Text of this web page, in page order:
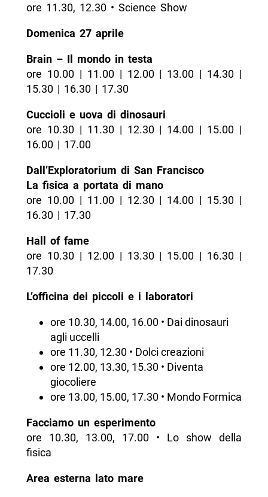
ore 11.30, 12.30 • Science Show
Domenica 27 aprile
Brain – Il mondo in testa
ore 10.00 | 11.00 | 12.00 | 13.00 | 14.30 |
15.30 | 16.30 | 17.30
Cuccioli e uova di dinosauri
ore 10.30 | 11.30 | 12.30 | 14.00 | 15.00 |
16.00 | 17.00
Dall’Exploratorium di San Francisco
La fisica a portata di mano
ore 10.00 | 11.00 | 12.30 | 14.00 | 15.30 |
16.30 | 17.30
Hall of fame
ore 10.30 | 12.00 | 13.30 | 15.00 | 16.30 |
17.30
L’officina dei piccoli e i laboratori
ore 10.30, 14.00, 16.00 • Dai dinosauri
agli uccelli
ore 11.30, 12.30 • Dolci creazioni
ore 12.00, 13.30, 15.30 • Diventa
giocoliere
ore 13.00, 15.00, 17.30 • Mondo Formica
Facciamo un esperimento
ore 10.30, 13.00, 17.00 • Lo show della
fisica
Area esterna lato mare